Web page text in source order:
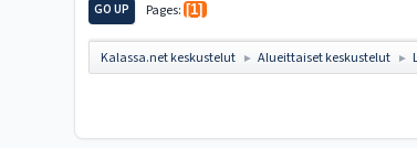
GO UP Pages 1
Kalassa.net keskustelut ► Alueittaiset keskustelut ►